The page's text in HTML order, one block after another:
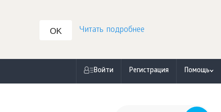
OK Читать подробнее
Войти Регистрация Помощь